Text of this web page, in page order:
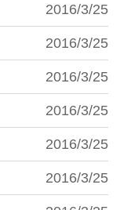
2016/3/25
2016/3/25
2016/3/25
2016/3/25
2016/3/25
2016/3/25